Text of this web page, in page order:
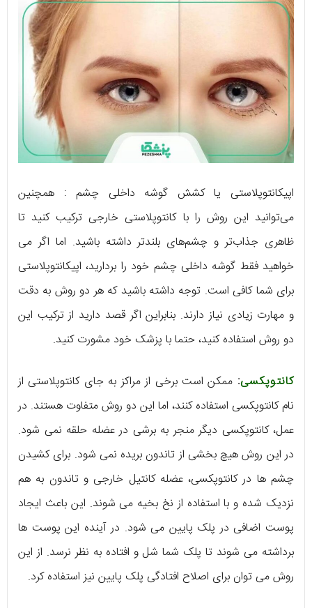
اپیکانتوپلاستی یا کشش گوشه داخلی چشم : همچنین
می‌توانید این روش را با کانتوپلاستی خارجی ترکیب کنید تا
ظاهری جذاب‌تر و چشم‌های بلندتر داشته باشید. اما اگر می
خواهید فقط گوشه داخلی چشم خود را بردارید، اپیکانتوپلاستی
برای شما کافی است. توجه داشته باشید که هر دو روش به دقت
و مهارت زیادی نیاز دارند. بنابراین اگر قصد دارید از ترکیب این
دو روش استفاده کنید، حتما با پزشک خود مشورت کنید.
کانتوپکسی: ممکن است برخی از مراکز به جای کانتوپلاستی از
نام کانتوپکسی استفاده کنند، اما این دو روش متفاوت هستند. در
عمل، کانتوپکسی دیگر منجر به برشی در عضله حلقه نمی شود.
در این روش هیچ بخشی از تاندون بریده نمی شود. برای کشیدن
چشم ها در کانتوپکسی، عضله کانتیل خارجی و تاندون به هم
نزدیک شده و با استفاده از نخ بخیه می شوند. این باعث ایجاد
پوست اضافی در پلک پایین می شود. در آینده این پوست ها
برداشته می شوند تا پلک شما شل و افتاده به نظر نرسد. از این
روش می توان برای اصلاح افتادگی پلک پایین نیز استفاده کرد.